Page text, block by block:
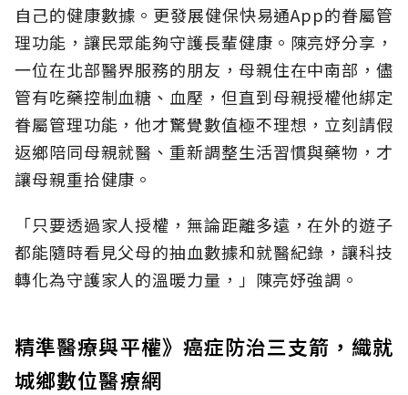
自己的健康數據。更發展健保快易通App的眷屬管
理功能，讓民眾能夠守護長輩健康。陳亮妤分享，
一位在北部醫界服務的朋友，母親住在中南部，儘
管有吃藥控制血糖、血壓，但直到母親授權他綁定
眷屬管理功能，他才驚覺數值極不理想，立刻請假
返鄉陪同母親就醫、重新調整生活習慣與藥物，才
讓母親重拾健康。
「只要透過家人授權，無論距離多遠，在外的遊子
都能隨時看見父母的抽血數據和就醫紀錄，讓科技
轉化為守護家人的溫暖力量，」陳亮妤強調。
精準醫療與平權》癌症防治三支箭，織就
城鄉數位醫療網